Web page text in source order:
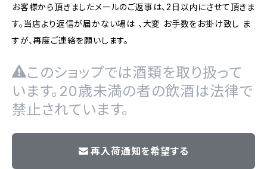
お客様から頂きましたメールのご返事は、2日以内にさせて頂きま
す。当店より返信が届かない場は 、大変 お手数をお掛け致し ま
すが、再度ご連絡を願いします。
このショップでは酒類を取り扱って
います。20歳未満の者の飲酒は法律で
禁止されています。
再入荷通知を希望する